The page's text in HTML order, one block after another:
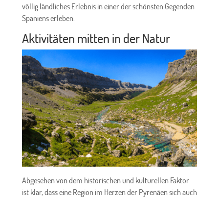
völlig ländliches Erlebnis in einer der schönsten Gegenden
Spaniens erleben.
Aktivitäten mitten in der Natur
Abgesehen von dem historischen und kulturellen Faktor
ist klar, dass eine Region im Herzen der Pyrenäen sich auch